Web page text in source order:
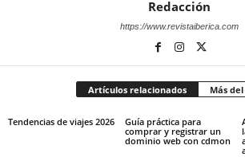
Redacción
https://www.revistaiberica.com
Artículos relacionados Más
Tendencias de viajes 2026
Guía práctica para
comprar y registrar un
dominio web con cdmon